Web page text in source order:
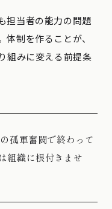
担当者の能力の問題
体制を作ることが、
組みに変える前提条
孤軍奮闘で終わって
組織に根付きませ